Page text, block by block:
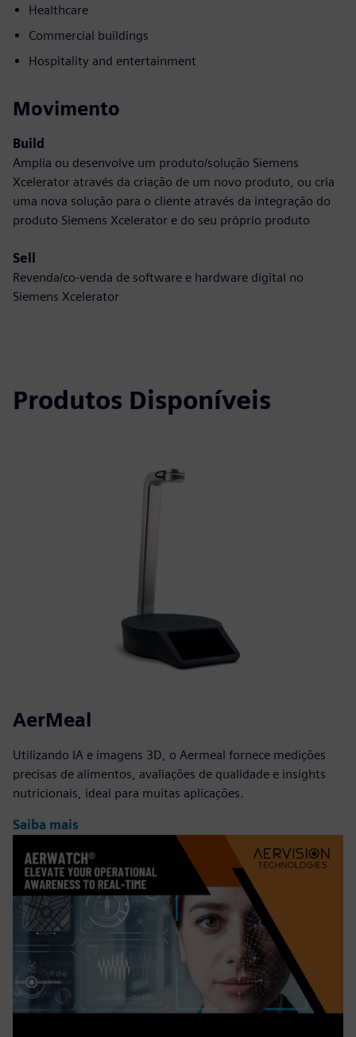
Healthcare
Commercial buildings
Hospitality and entertainment
Movimento
Build
Amplia ou desenvolve um produto/solução Siemens
Xcelerator através da criação de um novo produto, ou cria
uma nova solução para o cliente através da integração do
produto Siemens Xcelerator e do seu próprio produto
Sell
Revenda/co-venda de software e hardware digital no
Siemens Xcelerator
Produtos Disponíveis
AerMeal
Utilizando IA e imagens 3D, o Aermeal fornece medições
precisas de alimentos, avaliações de qualidade e insights
nutricionais, ideal para muitas aplicações.
Saiba mais